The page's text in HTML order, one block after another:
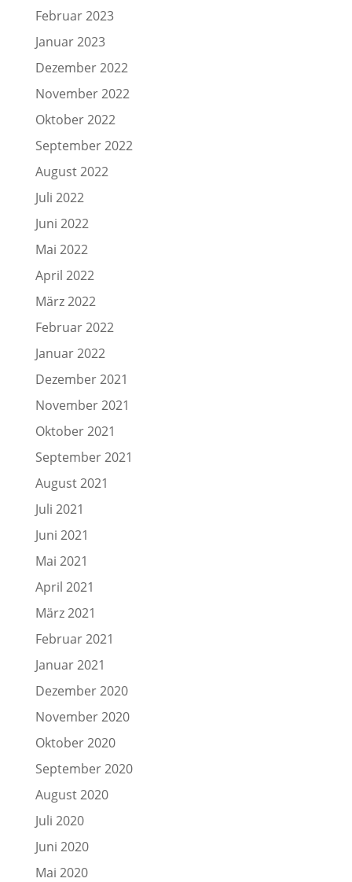
Februar 2023
Januar 2023
Dezember 2022
November 2022
Oktober 2022
September 2022
August 2022
Juli 2022
Juni 2022
Mai 2022
April 2022
März 2022
Februar 2022
Januar 2022
Dezember 2021
November 2021
Oktober 2021
September 2021
August 2021
Juli 2021
Juni 2021
Mai 2021
April 2021
März 2021
Februar 2021
Januar 2021
Dezember 2020
November 2020
Oktober 2020
September 2020
August 2020
Juli 2020
Juni 2020
Mai 2020